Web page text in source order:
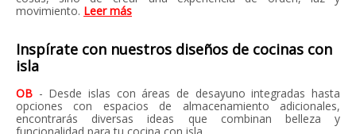
movimiento. Leer más
Inspírate con nuestros diseños de cocinas con
isla
OB - Desde islas con áreas de desayuno integradas hasta
opciones con espacios de almacenamiento adicionales,
encontrarás diversas ideas que combinan belleza y